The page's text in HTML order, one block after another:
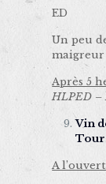
ED
Un peu
maigreur
Après 5
HLPED –
Vin
A